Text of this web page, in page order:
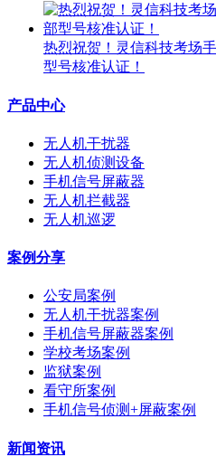
热烈祝贺！灵信科技考场
型号核准认证！
产品中心
无人机干扰器
无人机侦测设备
手机信号屏蔽器
无人机拦截器
无人机巡逻
案例分享
公安局案例
无人机干扰器案例
手机信号屏蔽器案例
学校考场案例
监狱案例
看守所案例
手机信号侦测+屏蔽案例
新闻资讯